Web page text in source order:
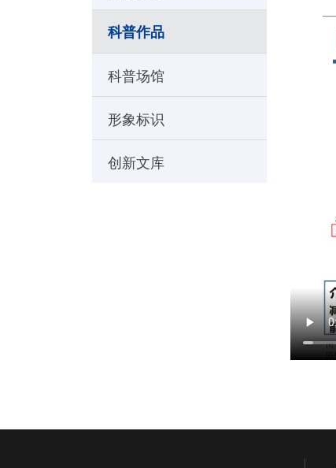
科普作品
科普场馆
形象标识
创新文库